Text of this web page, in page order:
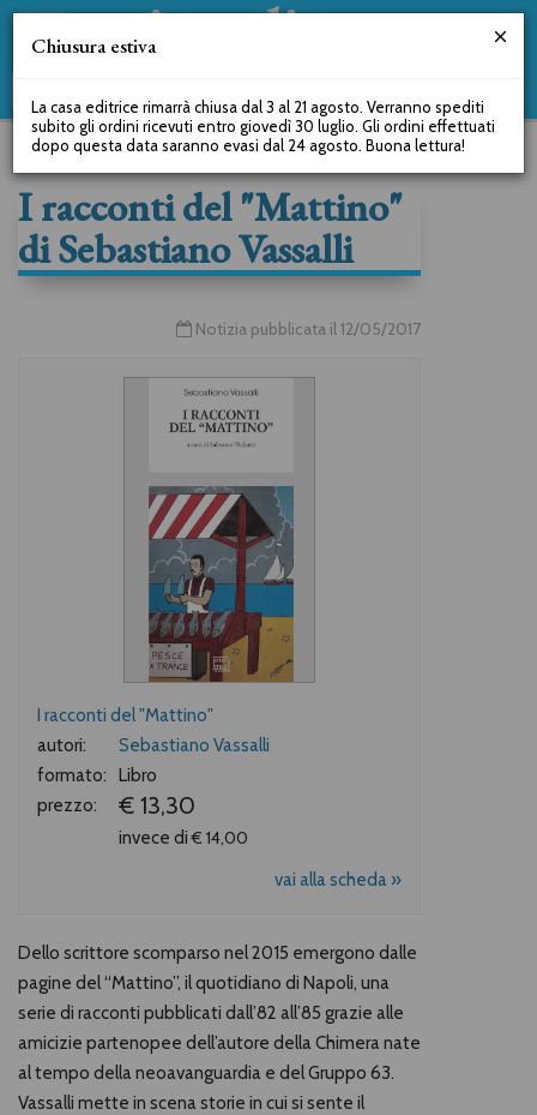
I racconti del "Mattino"
di Sebastiano Vassalli
Notizia pubblicata il 12/05/2017
I racconti del "Mattino"
autori:
Sebastiano Vassalli
formato:
Libro
prezzo:
€ 13,30
invece di€ 14,00
vai alla scheda »
Dello scrittore scomparso nel 2015 emergono dalle
pagine del “Mattino”, il quotidiano di Napoli, una
serie di racconti pubblicati dall’82 all’85 grazie alle
amicizie partenopee dell’autore della Chimera nate
al tempo della neoavanguardia e del Gruppo 63.
Vassalli mette in scena storie in cui si sente il
Chiusura estiva
La casa editrice rimarrà chiusa dal 3 al 21 agosto. Verranno spediti
subito gli ordini ricevuti entro giovedì 30 luglio. Gli ordini effettuati
dopo questa data saranno evasi dal 24 agosto. Buona lettura!